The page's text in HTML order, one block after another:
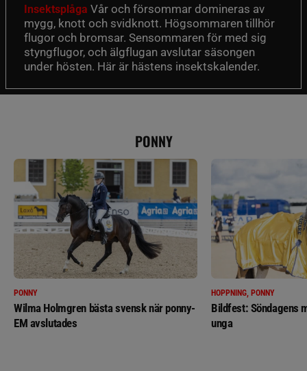
Insektsplåga Vår och försommar domineras av
mygg, knott och svidknott. Högsommaren tillhör
flugor och bromsar. Sensommaren för med sig
styngflugor, och älgflugan avslutar säsongen
under hösten. Här är hästens insektskalender.
PONNY
PONNY
Wilma Holmgren bästa svensk när ponny-
EM avslutades
HOPPNING, PONNY
Bildfest: Söndagens
unga